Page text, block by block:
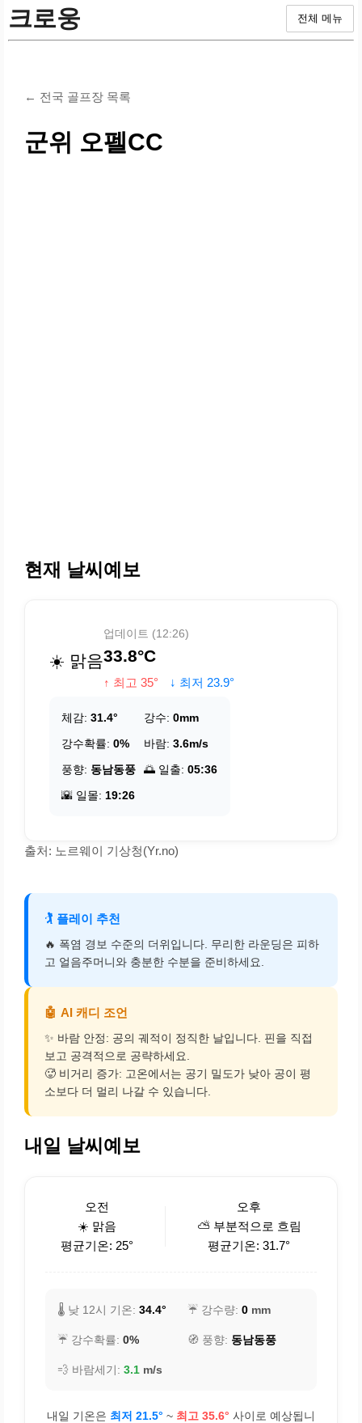
크로웅 전체 메뉴
← 전국 골프장 목록
군위 오펠CC
현재 날씨예보
☀️ 맑음
업데이트 (12:26)
33.8°C
↑ 최고 35° ↓ 최저 23.9°
체감: 31.4° 강수: 0mm
강수확률: 0% 바람: 3.6m/s
풍향: 동남동풍 🌅 일출: 05:36
🌇 일몰: 19:26
출처: 노르웨이 기상청(Yr.no)
🏌️ 플레이 추천
🔥 폭염 경보 수준의 더위입니다. 무리한 라운딩은 피하
고 얼음주머니와 충분한 수분을 준비하세요.
🤖 AI 캐디 조언
✨ 바람 안정: 공의 궤적이 정직한 날입니다. 핀을 직접
보고 공격적으로 공략하세요.
🥵 비거리 증가: 고온에서는 공기 밀도가 낮아 공이 평
소보다 더 멀리 나갈 수 있습니다.
내일 날씨예보
오전
☀️ 맑음
평균기온: 25°
오후
⛅ 부분적으로 흐림
평균기온: 31.7°
🌡️ 낮 12시 기온: 34.4° ☔ 강수량: 0 mm
☔ 강수확률: 0% 🧭 풍향: 동남동풍
💨 바람세기: 3.1 m/s
내일 기온은 최저 21.5° ~ 최고 35.6° 사이로 예상됩니